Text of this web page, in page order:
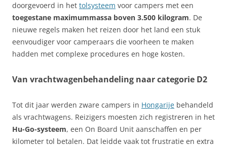
doorgevoerd in het tolsysteem voor campers met een
toegestane maximummassa boven 3.500 kilogram. De
nieuwe regels maken het reizen door het land een stuk
eenvoudiger voor camperaars die voorheen te maken
hadden met complexe procedures en hoge kosten.
Van vrachtwagenbehandeling naar categorie D2
Tot dit jaar werden zware campers in Hongarije behandeld
als vrachtwagens. Reizigers moesten zich registreren in het
Hu-Go-systeem, een On Board Unit aanschaffen en per
kilometer tol betalen. Dat leidde vaak tot frustratie en extra